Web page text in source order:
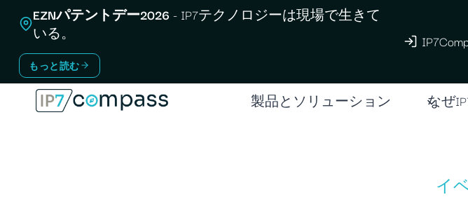
EZNパテントデー2026 - IP7テクノロジーは現場で生きて
いる。
もっと読む
製品とソリューション なぜ
イ